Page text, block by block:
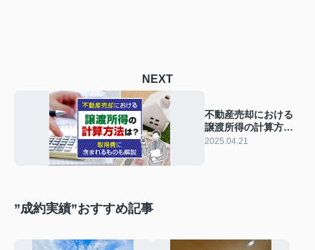
NEXT
不動産売却における
譲渡所得の計算方法
は？取得費に含まれ
2025.04.21
”成約実績”おすすめ記事